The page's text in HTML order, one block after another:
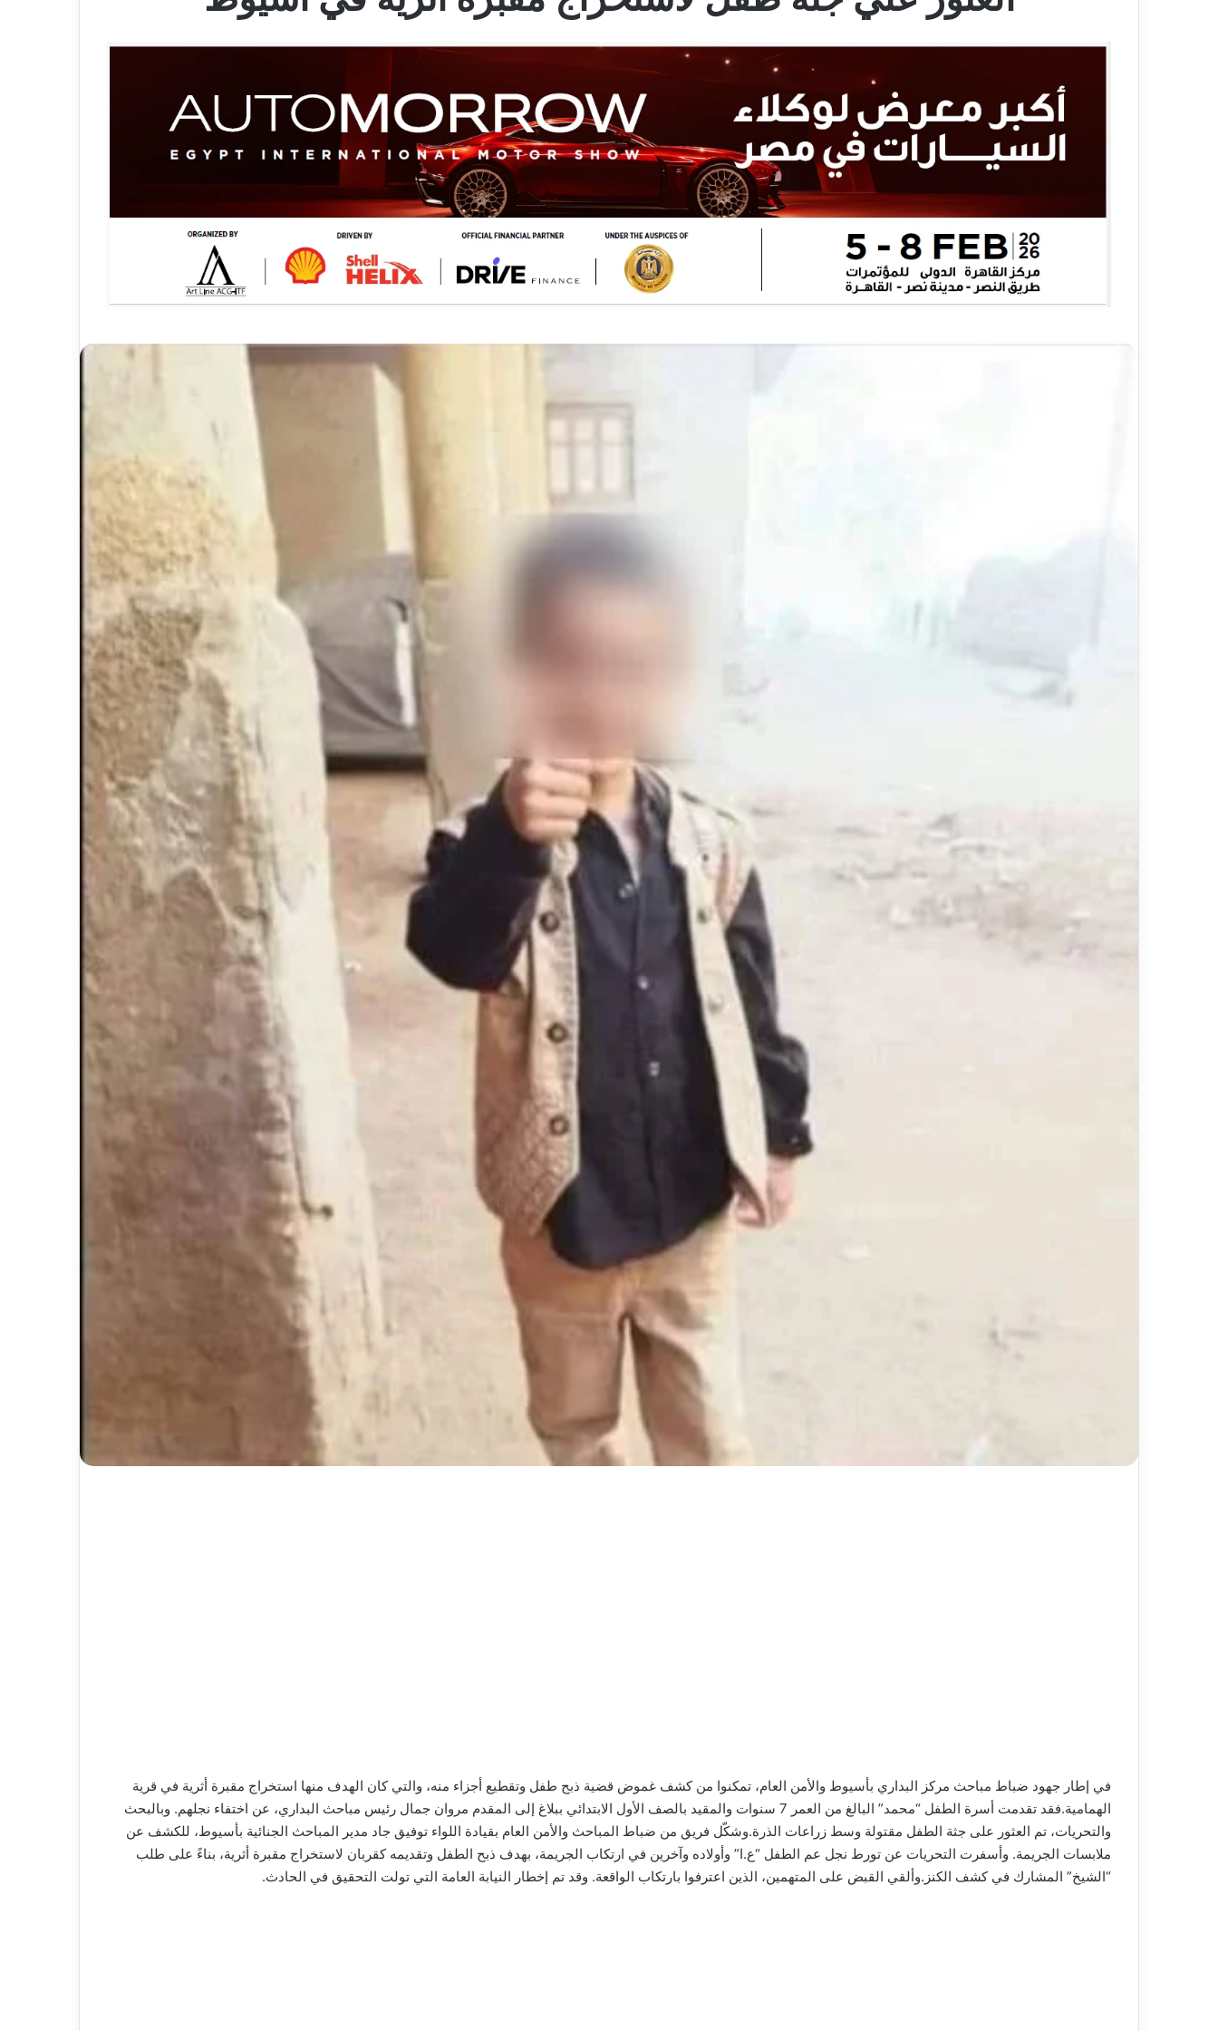
في إطار جهود ضباط مباحث مركز البداري بأسيوط والأمن العام، تمكنوا من كشف غموض قضية ذبح طفل وتقطيع أجزاء منه، والتي كان الهدف منها استخراج مقبرة أثرية في قرية
الهمامية.فقد تقدمت أسرة الطفل “محمد” البالغ من العمر 7 سنوات والمقيد بالصف الأول الابتدائي ببلاغ إلى المقدم مروان جمال رئيس مباحث البداري، عن اختفاء نجلهم. وبالبحث
والتحريات، تم العثور على جثة الطفل مقتولة وسط زراعات الذرة.وشكّل فريق من ضباط المباحث والأمن العام بقيادة اللواء توفيق جاد مدير المباحث الجنائية بأسيوط، للكشف عن
ملابسات الجريمة. وأسفرت التحريات عن تورط نجل عم الطفل “ع.ا” وأولاده وآخرين في ارتكاب الجريمة، بهدف ذبح الطفل وتقديمه كقربان لاستخراج مقبرة أثرية، بناءً على طلب
“الشيخ” المشارك في كشف الكنز.وألقي القبض على المتهمين، الذين اعترفوا بارتكاب الواقعة. وقد تم إخطار النيابة العامة التي تولت التحقيق في الحادث.